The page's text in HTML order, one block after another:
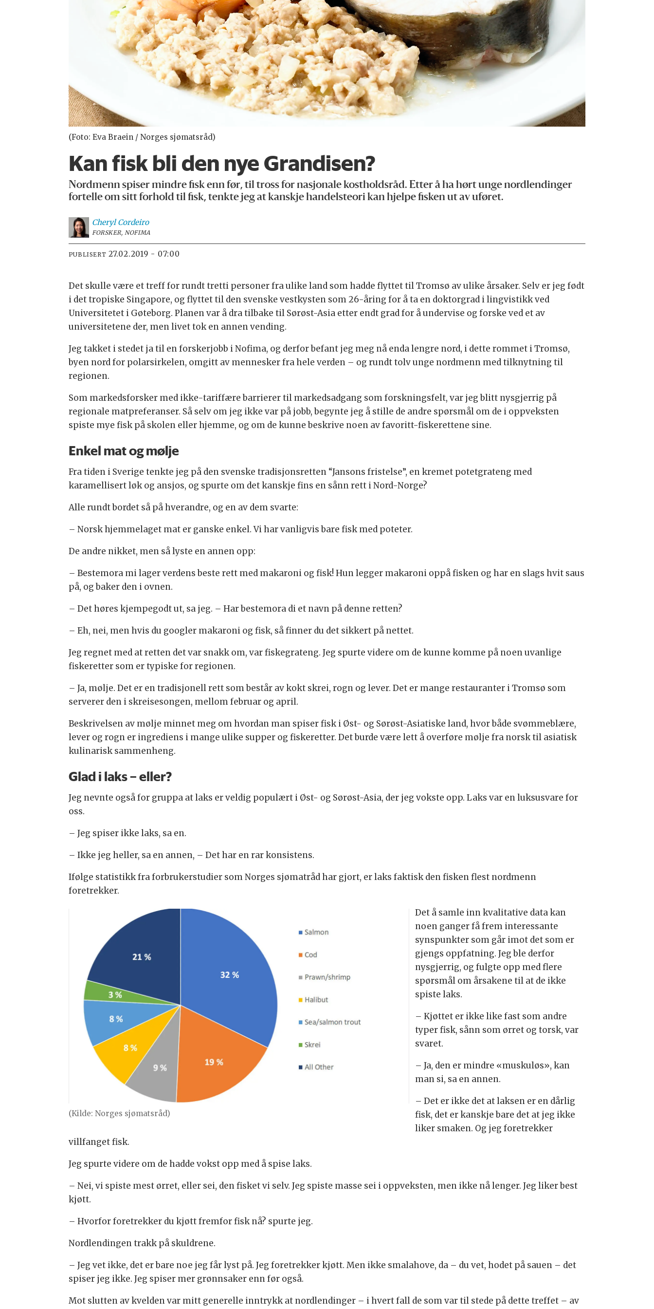
(Foto: Eva Braein / Norges sjømatsråd)
Kan fisk bli den nye Grandisen?
Nordmenn spiser mindre fisk enn før, til tross for nasjonale kostholdsråd. Etter å ha hørt unge nordlendinger
fortelle om sitt forhold til fisk, tenkte jeg at kanskje handelsteori kan hjelpe fisken ut av uføret.
Cheryl Cordeiro
FORSKER, NOFIMA
PUBLISERT 27.02.2019 - 07:00
Det skulle være et treff for rundt tretti personer fra ulike land som hadde flyttet til Tromsø av ulike årsaker. Selv er jeg født
i det tropiske Singapore, og flyttet til den svenske vestkysten som 26-åring for å ta en doktorgrad i lingvistikk ved
Universitetet i Gøteborg. Planen var å dra tilbake til Sørøst-Asia etter endt grad for å undervise og forske ved et av
universitetene der, men livet tok en annen vending.
Jeg takket i stedet ja til en forskerjobb i Nofima, og derfor befant jeg meg nå enda lengre nord, i dette rommet i Tromsø,
byen nord for polarsirkelen, omgitt av mennesker fra hele verden – og rundt tolv unge nordmenn med tilknytning til
regionen.
Som markedsforsker med ikke-tariffære barrierer til markedsadgang som forskningsfelt, var jeg blitt nysgjerrig på
regionale matpreferanser. Så selv om jeg ikke var på jobb, begynte jeg å stille de andre spørsmål om de i oppveksten
spiste mye fisk på skolen eller hjemme, og om de kunne beskrive noen av favoritt-fiskerettene sine.
Enkel mat og mølje
Fra tiden i Sverige tenkte jeg på den svenske tradisjonsretten “Jansons fristelse”, en kremet potetgrateng med
karamellisert løk og ansjos, og spurte om det kanskje fins en sånn rett i Nord-Norge?
Alle rundt bordet så på hverandre, og en av dem svarte:
– Norsk hjemmelaget mat er ganske enkel. Vi har vanligvis bare fisk med poteter.
De andre nikket, men så lyste en annen opp:
– Bestemora mi lager verdens beste rett med makaroni og fisk! Hun legger makaroni oppå fisken og har en slags hvit saus
på, og baker den i ovnen.
– Det høres kjempegodt ut, sa jeg. – Har bestemora di et navn på denne retten?
– Eh, nei, men hvis du googler makaroni og fisk, så finner du det sikkert på nettet.
Jeg regnet med at retten det var snakk om, var fiskegrateng. Jeg spurte videre om de kunne komme på noen uvanlige
fiskeretter som er typiske for regionen.
– Ja, mølje. Det er en tradisjonell rett som består av kokt skrei, rogn og lever. Det er mange restauranter i Tromsø som
serverer den i skreisesongen, mellom februar og april.
Beskrivelsen av mølje minnet meg om hvordan man spiser fisk i Øst- og Sørøst-Asiatiske land, hvor både svømmeblære,
lever og rogn er ingrediens i mange ulike supper og fiskeretter. Det burde være lett å overføre mølje fra norsk til asiatisk
kulinarisk sammenheng.
Glad i laks – eller?
Jeg nevnte også for gruppa at laks er veldig populært i Øst- og Sørøst-Asia, der jeg vokste opp. Laks var en luksusvare for
oss.
– Jeg spiser ikke laks, sa en.
– Ikke jeg heller, sa en annen, – Det har en rar konsistens.
Ifølge statistikk fra forbrukerstudier som Norges sjømatråd har gjort, er laks faktisk den fisken flest nordmenn
foretrekker.
(Kilde: Norges sjømatsråd)
Det å samle inn kvalitative data kan
noen ganger få frem interessante
synspunkter som går imot det som er
gjengs oppfatning. Jeg ble derfor
nysgjerrig, og fulgte opp med flere
spørsmål om årsakene til at de ikke
spiste laks.
– Kjøttet er ikke like fast som andre
typer fisk, sånn som ørret og torsk, var
svaret.
– Ja, den er mindre «muskuløs», kan
man si, sa en annen.
– Det er ikke det at laksen er en dårlig
fisk, det er kanskje bare det at jeg ikke
liker smaken. Og jeg foretrekker
villfanget fisk.
Jeg spurte videre om de hadde vokst opp med å spise laks.
– Nei, vi spiste mest ørret, eller sei, den fisket vi selv. Jeg spiste masse sei i oppveksten, men ikke nå lenger. Jeg liker best
kjøtt.
– Hvorfor foretrekker du kjøtt fremfor fisk nå? spurte jeg.
Nordlendingen trakk på skuldrene.
– Jeg vet ikke, det er bare noe jeg får lyst på. Jeg foretrekker kjøtt. Men ikke smalahove, da – du vet, hodet på sauen – det
spiser jeg ikke. Jeg spiser mer grønnsaker enn før også.
Mot slutten av kvelden var mitt generelle inntrykk at nordlendinger – i hvert fall de som var til stede på dette treffet – av